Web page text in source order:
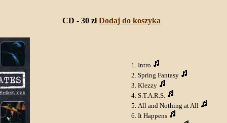
CD - 30 złDodaj do koszyka
Intro
Spring Fantasy
Klezzy
S.T.A.R.S.
All and Nothing at All
It Happens